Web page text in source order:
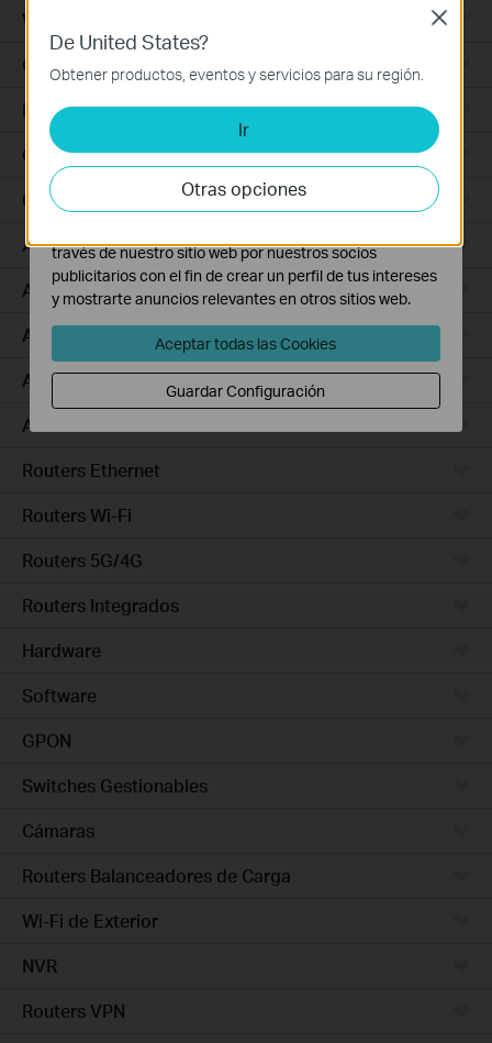
Wall Plate
Outdoor
Bridges
Campus
GPON
Access Plus
Aggregation
Access
Access Pro
Access Max
Routers Ethernet
Routers Wi-Fi
Routers 5G/4G
Routers Integrados
Hardware
Software
GPON
Switches Gestionables
Cámaras
Routers Balanceadores de Carga
Wi-Fi de Exterior
NVR
Routers VPN
De United States?
Obtener productos, eventos y servicios para su región.
Ir
Otras opciones
Close
Cookies Básicas
Estas cookies son necesarias para el funcionamiento
del sitio web y no pueden desactivarse en tu sistema.
Cookies de Análisis y de Marketing
Las cookies de análisis nos permiten analizar tus
actividades en nuestro sitio web con el fin de mejorar y
adaptar la funcionalidad del mismo.
través de nuestro sitio web por nuestros socios
publicitarios con el fin de crear un perfil de tus intereses
y mostrarte anuncios relevantes en otros sitios web.
Aceptar todas las Cookies
Guardar Configuración